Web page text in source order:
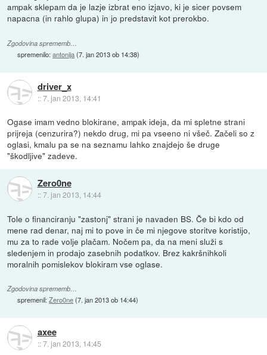
ampak sklepam da je lazje izbrat eno izjavo, ki je sicer povsem
napacna (in rahlo glupa) in jo predstavit kot prerokbo.
Zgodovina sprememb…
spremenilo:antonija(7. jan 2013 ob 14:38)
driver_x
::7. jan 2013, 14:41
Ogase imam vedno blokirane, ampak ideja, da mi spletne strani
prijreja (cenzurira?) nekdo drug, mi pa vseeno ni všeč. Začeli so z
oglasi, kmalu pa se na seznamu lahko znajdejo še druge
"škodljive" zadeve.
Zero0ne
::7. jan 2013, 14:44
Tole o financiranju "zastonj" strani je navaden BS. Če bi kdo od
mene rad denar, naj mi to pove in če mi njegove storitve koristijo,
mu za to rade volje plačam. Nočem pa, da na meni služi s
sledenjem in prodajo zasebnih podatkov. Brez kakršnihkoli
moralnih pomislekov blokiram vse oglase.
Zgodovina sprememb…
spremenil:Zero0ne(7. jan 2013 ob 14:44)
axee
::7. jan 2013, 14:45